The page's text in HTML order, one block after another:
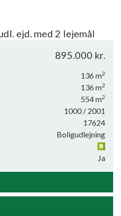
ejd. med 2 lejemål
og med eternittag. Der er kvist mod
god stand.
vandafledningsafgift. Varme opmåles af
som fordeler forbruget efter
895.000 kr.
136 m2
136 m2
554m2
1000/ 2001
17624
Boligudlejning
Ja